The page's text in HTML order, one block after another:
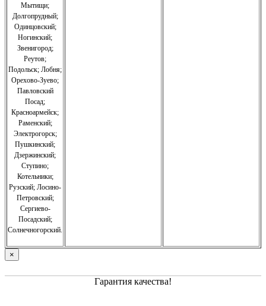
Мытищи;
Долгопрудный;
Одинцовский;
Ногинский;
Звенигород;
Реутов;
Подольск; Лобня;
Орехово-Зуево;
Павловский
Посад;
Красноармейск;
Раменский;
Электрогорск;
Пушкинский;
Дзержинский;
Ступино;
Котельники;
Рузский; Лосино-
Петровский;
Сергиево-
Посадский;
Солнечногорский.
×
Гарантия качества!